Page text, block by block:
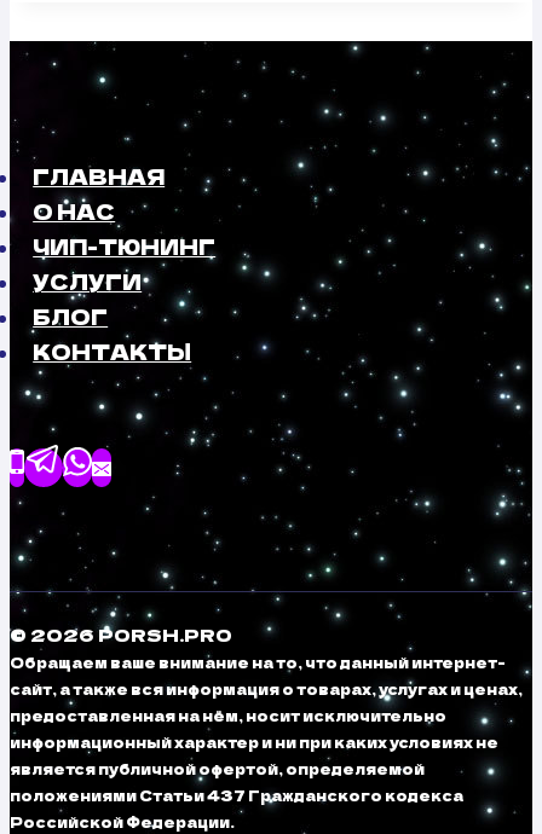
ГЛАВНАЯ
О НАС
ЧИП-ТЮНИНГ
УСЛУГИ
БЛОГ
КОНТАКТЫ
© 2026 PORSH.PRO
Обращаем ваше внимание на то, что данный интернет-
сайт, а также вся информация о товарах, услугах и ценах,
предоставленная на нём, носит исключительно
информационный характер и ни при каких условиях не
является публичной офертой, определяемой
положениями Статьи 437 Гражданского кодекса
Российской Федерации.